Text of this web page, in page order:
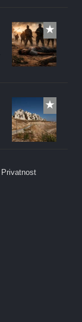
Privatnost